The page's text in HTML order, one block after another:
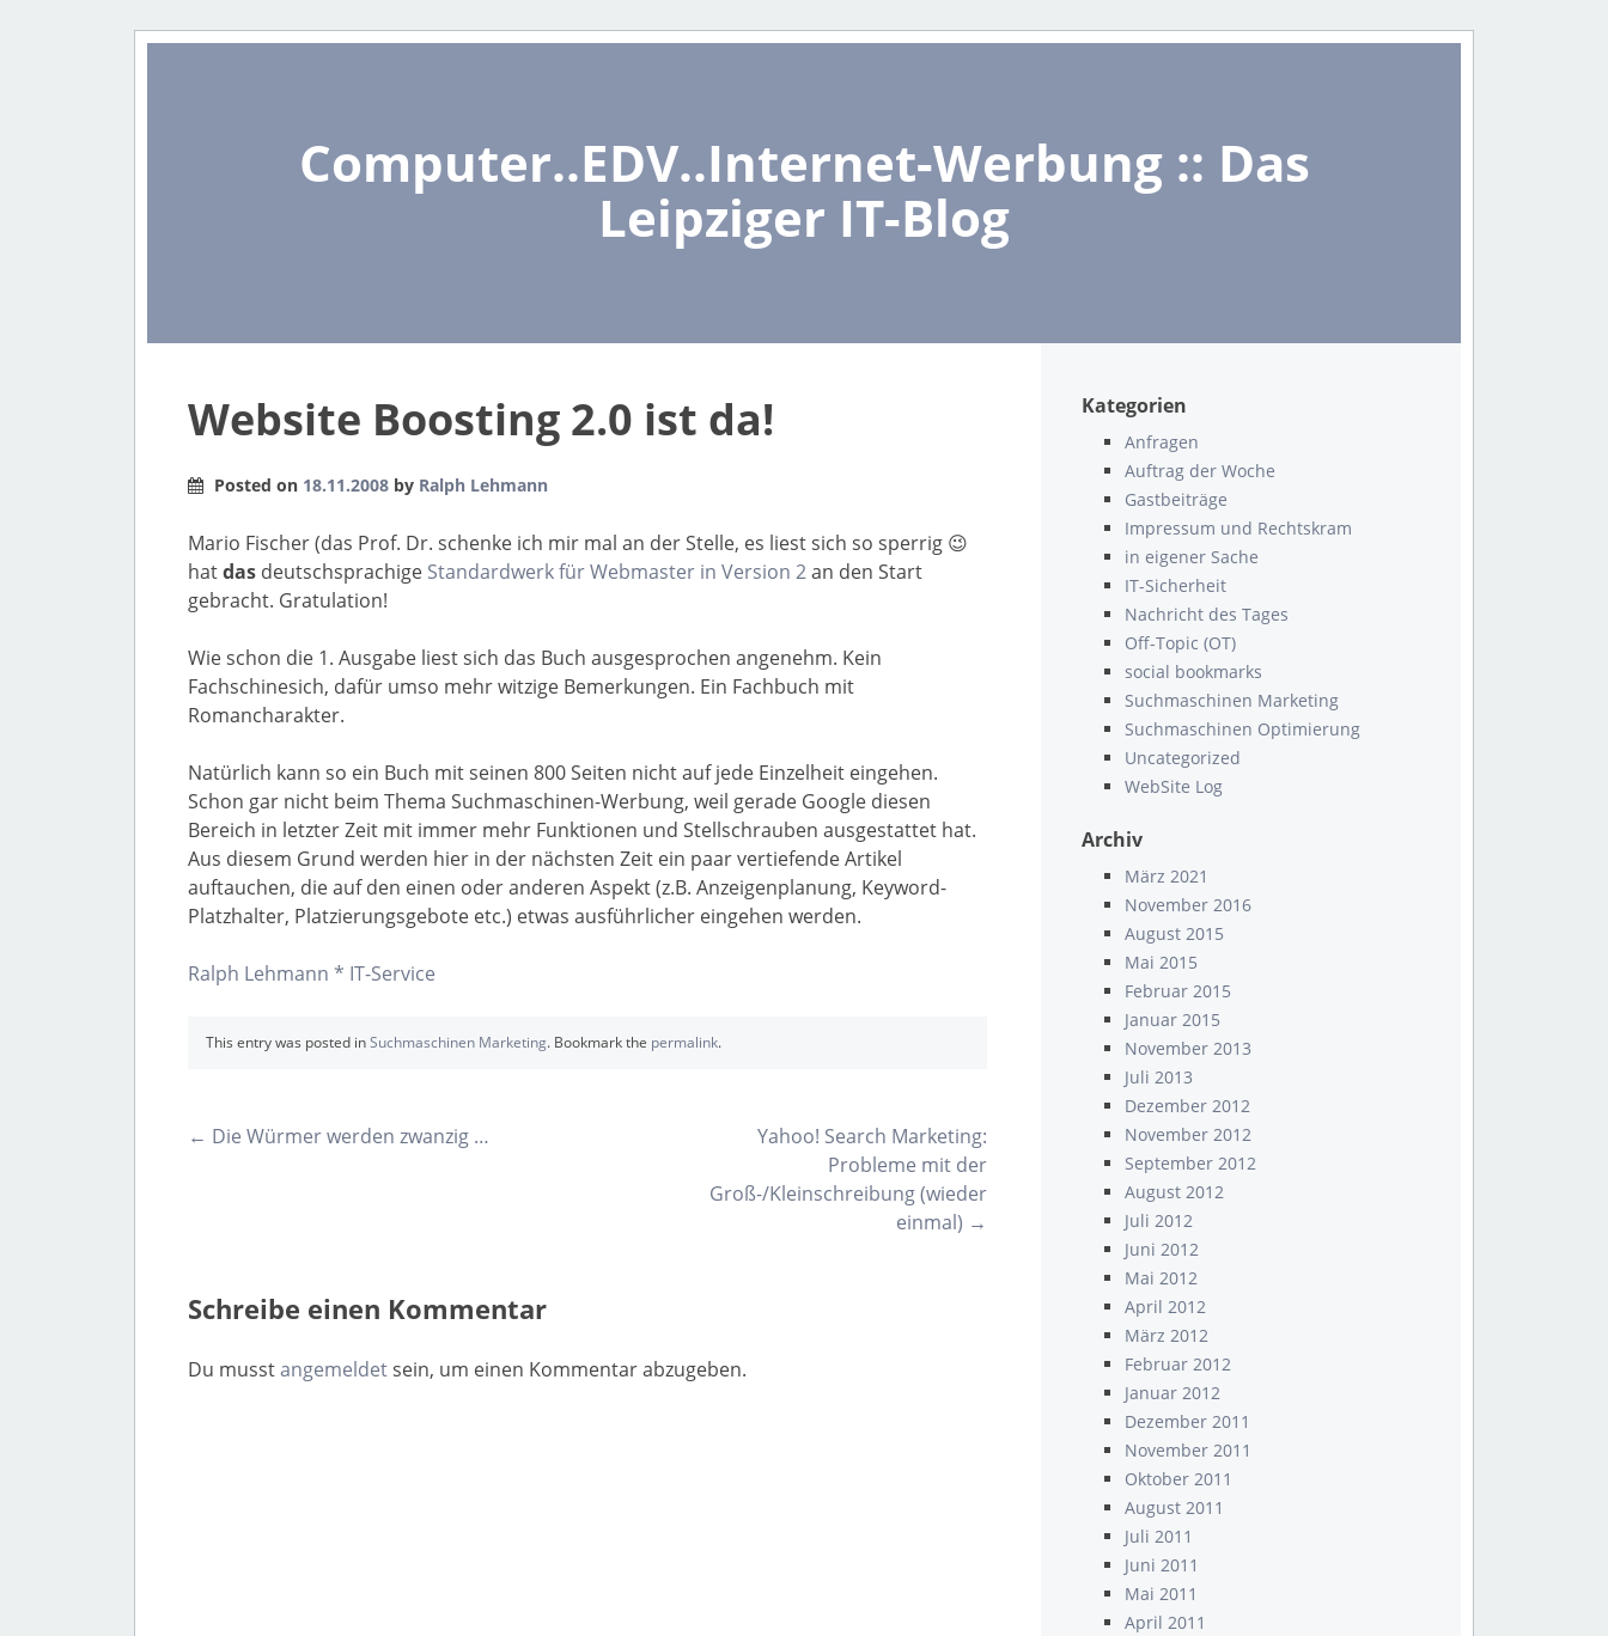
Computer..EDV..Internet-Werbung :: Das
Leipziger IT-Blog
Website Boosting 2.0 ist da!
Posted on 18.11.2008 by Ralph Lehmann
Mario Fischer (das Prof. Dr. schenke ich mir mal an der Stelle, es liest sich so sperrig 😉
hatdas deutschsprachige Standardwerk für Webmaster in Version 2an den Start
gebracht. Gratulation!
Wie schon die 1. Ausgabe liest sich das Buch ausgesprochen angenehm. Kein
Fachschinesich, dafür umso mehr witzige Bemerkungen. Ein Fachbuch mit
Romancharakter.
Natürlich kann so ein Buch mit seinen 800 Seiten nicht auf jede Einzelheit eingehen.
Schon gar nicht beim Thema Suchmaschinen-Werbung, weil gerade Google diesen
Bereich in letzter Zeit mit immer mehr Funktionen und Stellschrauben ausgestattet hat.
Aus diesem Grund werden hier in der nächsten Zeit ein paar vertiefende Artikel
auftauchen, die auf den einen oder anderen Aspekt (z.B. Anzeigenplanung, Keyword-
Platzhalter, Platzierungsgebote etc.) etwas ausführlicher eingehen werden.
Ralph Lehmann * IT-Service
This entry was posted inSuchmaschinen Marketing. Bookmark the permalink.
Post
← Die Würmer werden zwanzig …
Yahoo! Search Marketing:
Probleme mit der
Groß-/Kleinschreibung (wieder
einmal) →
Schreibe einen Kommentar
Du musstangemeldetsein, um einen Kommentar abzugeben.
Kategorien
Anfragen
Auftrag der Woche
Gastbeiträge
Impressum und Rechtskram
in eigener Sache
IT-Sicherheit
Nachricht des Tages
Off-Topic (OT)
social bookmarks
Suchmaschinen Marketing
Suchmaschinen Optimierung
Uncategorized
WebSite Log
Archiv
März 2021
November 2016
August 2015
Mai 2015
Februar 2015
Januar 2015
November 2013
Juli 2013
Dezember 2012
November 2012
September 2012
August 2012
Juli 2012
Juni 2012
Mai 2012
April 2012
März 2012
Februar 2012
Januar 2012
Dezember 2011
November 2011
Oktober 2011
August 2011
Juli 2011
Juni 2011
Mai 2011
April 2011